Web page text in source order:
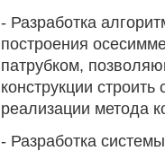
- Разработка
построения
патрубком,
конструкции
реализации метода
- Разработка